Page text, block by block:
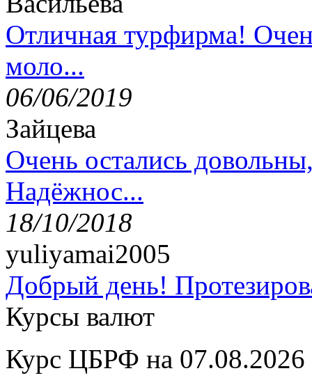
Отличная турфирма!
моло...
06/06/2019
Зайцева
Очень остались
Надёжнос...
18/10/2018
yuliyamai2005
Добрый день!
Курсы валют
Курс ЦБРФ на 07.08.2026